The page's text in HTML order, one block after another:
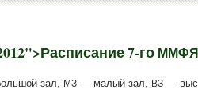
7‑го ММФЯ
зал, МЗ— малый зал, ВЗ—